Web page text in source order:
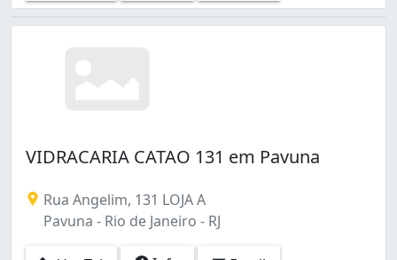
VIDRACARIA CATAO 131 em Pavuna
Rua Angelim, 131 LOJA A
Pavuna - Rio de Janeiro - RJ